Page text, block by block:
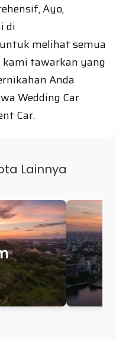
Ayo,
di
untuk melihat semua
kami tawarkan yang
Anda
Wedding Car
Car.
Lainnya